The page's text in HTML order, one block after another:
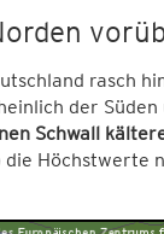
rasch
der
Schwall